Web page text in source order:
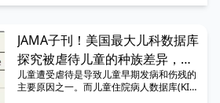
JAMA子刊！美国最大儿科数据库
探究被虐待儿童的种族差异，拿
下IF 10.5
儿童遭受虐待是导致儿童早期发病和伤残的
主要原因之一。而儿童住院病人数据库(KID)